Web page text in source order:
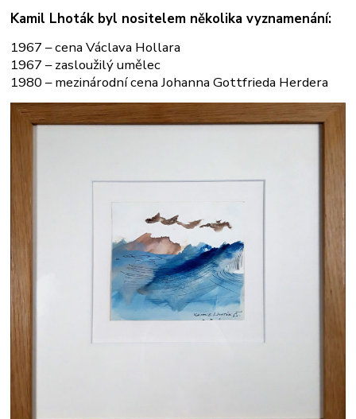
Kamil Lhoták byl nositelem několika vyznamenání:
1967 – cena Václava Hollara
1967 – zasloužilý umělec
1980 – mezinárodní cena Johanna Gottfrieda Herdera